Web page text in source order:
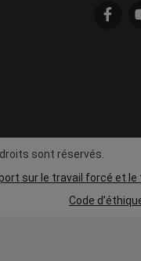
sont réservés.
sur le travail forcé et
Code